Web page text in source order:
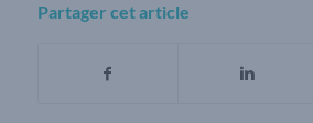
Partager cet article